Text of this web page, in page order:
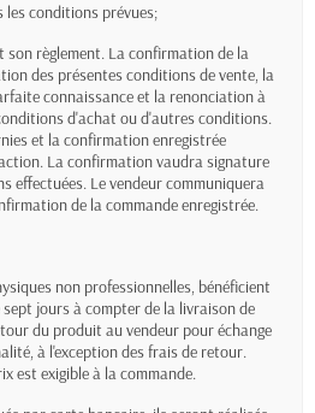
les conditions prévues;
son règlement. La confirmation de la
des présentes conditions de vente, la
connaissance et la renonciation à
d'achat ou d'autres conditions.
et la confirmation enregistrée
La confirmation vaudra signature
effectuées. Le vendeur communiquera
de la commande enregistrée.
non professionnelles, bénéficient
jours à compter de la livraison de
du produit au vendeur pour échange
à l'exception des frais de retour.
est exigible à la commande.